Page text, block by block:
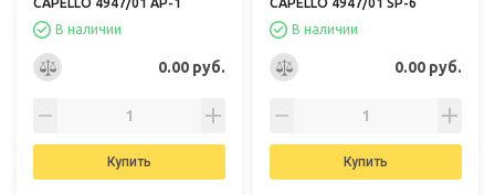
CAPELLO 4947/01 AP-1
В наличии
0.00 руб.
Купить
CAPELLO 4947/01 SP-6
В наличии
0.00 руб.
Купить